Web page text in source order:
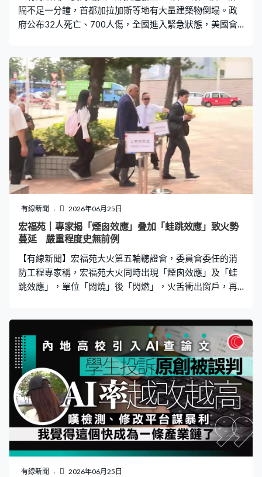
隔不足一分鐘，首都加拉加斯等地有大量建築物倒塌。政
府公布32人死亡、700人傷，全國進入緊急狀態，美國會
慌、爭相走避，客運大樓天花有物件墮下，機場其後關
閉。加拉加斯郊區旅遊熱點有建築物損毀，遊人驚惶失
措。地震正值公眾假期，原本安坐家中收看世界盃賽事直
播的居民，目擊傢俬搖晃，玻璃用品散落。地震威力強
大，鄰國哥倫比亞首都波哥大亦有震感。 首次7.2級地震在
傍晚6時許發生，震央位於亞拉奎州，39秒後，同州另一
地點再發生7.5級地震，震源深度分別21.9和10公里。加拉
加斯市內大量建築物損毀甚至倒塌，搜救人員嘗試在瓦礫
搜索失蹤者。美國地質勘探局警告，地震可能造成大量人
員傷亡和大規模破壞，推測有44%機會死亡人數破萬，
30%機會死亡人數超過十萬人。 委內瑞拉代總統羅德里格
斯發表全國講話，宣布進入緊急狀態，指示軍方監督應變
工作。委內瑞拉沿岸地區和離島，以及波多黎各等加勒比
5.6級極淺層地震
有線新聞 2026年06月25日
宏福苑｜專家揭「煙囪效應」叠加「蛙跳效應」致火勢
蔓延 嚴重程度史無前例
【有線新聞】宏福苑大火第五輪聽證會，委員會委任的消
防工程專家稱，宏福苑大火同時出現「煙囪效應」及「蛙
跳效應」，單位「悶燒」後「閃燃」，火舌衝出窗戶，再
作供，解釋起火和蔓延速度，稱事發時，宏福苑很多單
位，經歷「悶燒」至「閃燃」階段，濃煙令牆身及天花吸
收熱力，產生強勁輻射熱，引致其他物件起火，形成一個
自給自足的循環，直至室內氧氣耗盡。至於大廈外部，天
井的設計引發「煙囪效應」，加上單位的火衝出窗戶，繼
而燒破樓上的窗戶，令火勢逐層向上蔓延，形成「蛙跳效
應」。 專家形容，這類大火並非首次發生，但嚴重程度屬
史無前例，火勢以每秒10米垂直蔓延，比英國格蘭菲爾大
廈大火更快。又指天井火勢猛烈，足以燒破玻璃，令濃煙
攻入單位。而不同面向的單位，受火勢影響差異大，若客
廳窗戶面向天井，玻璃大規模爆裂，主人房側窗面向天
有線新聞 2026年06月25日